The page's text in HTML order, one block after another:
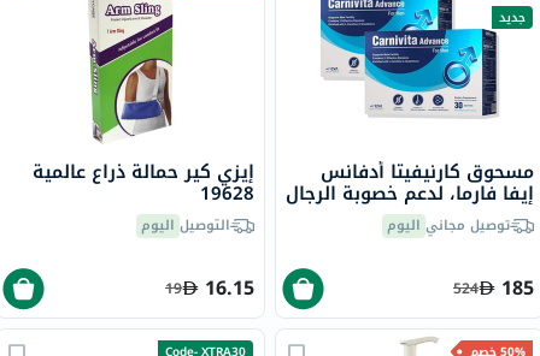
جديد
مسحوق كارنيفيتا أدفانس
إيفا فارما، لدعم خصوبة الرجال
- 2 × 30 كيس توصيل مجاني اليوم
185
524
إيزي كير حمالة ذراع عالمية
19628
التوصيل اليوم
16.15
19